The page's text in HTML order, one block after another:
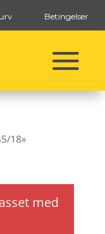
Betingelser
18»
med